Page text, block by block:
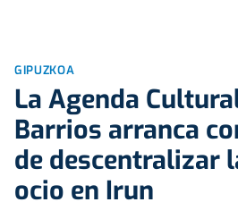
GIPUZKOA
La Agenda
Barrios arranca
de descentralizar
ocio en Irun